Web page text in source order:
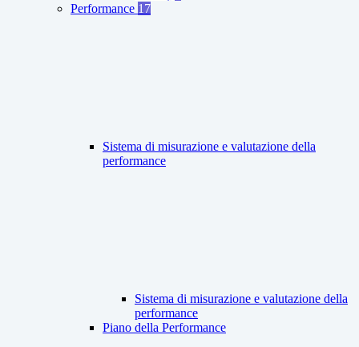
Performance 17
Sistema di misurazione e valutazione della
performance
Sistema di misurazione e valutazione della
performance
Piano della Performance